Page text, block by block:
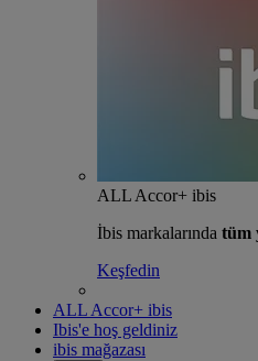
ALL Accor+ ibis
İbis markalarında tüm
Keşfedin
ALL Accor+ ibis
Ibis'e hoş geldiniz
ibis mağazası